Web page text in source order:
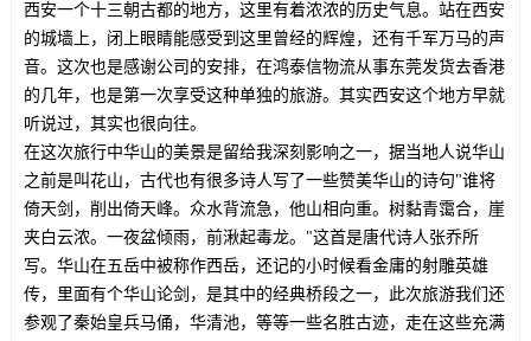
西安一个十三朝古都的地方，这里有着浓浓的历史气息。站在西安
的城墙上，闭上眼睛能感受到这里曾经的辉煌，还有千军万马的声
音。这次也是感谢公司的安排，在鸿泰信物流从事东莞发货去香港
的几年，也是第一次享受这种单独的旅游。其实西安这个地方早就
听说过，其实也很向往。
在这次旅行中华山的美景是留给我深刻影响之一，据当地人说华山
之前是叫花山，古代也有很多诗人写了一些赞美华山的诗句"谁将
倚天剑，削出倚天峰。众水背流急，他山相向重。树黏青霭合，崖
夹白云浓。一夜盆倾雨，前湫起毒龙。"这首是唐代诗人张乔所
写。华山在五岳中被称作西岳，还记的小时候看金庸的射雕英雄
传，里面有个华山论剑，是其中的经典桥段之一，此次旅游我们还
参观了秦始皇兵马俑，华清池，等等一些名胜古迹，走在这些充满